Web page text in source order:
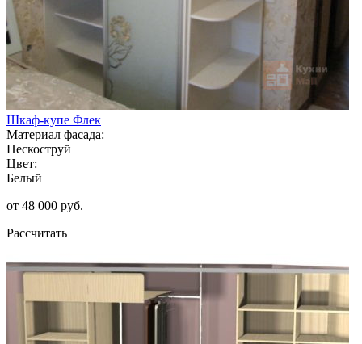
Шкаф-купе Флек
Материал фасада:
Пескоструй
Цвет:
Белый
от 48 000 руб.
Рассчитать